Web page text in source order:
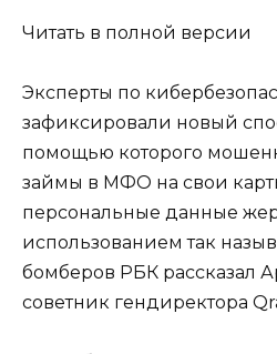
Читать в полной версии
Эксперты по
зафиксировали новый
помощью которого
займы в МФО на свои
персональные данные
использованием так
бомберов РБК рассказал
советник гендиректора